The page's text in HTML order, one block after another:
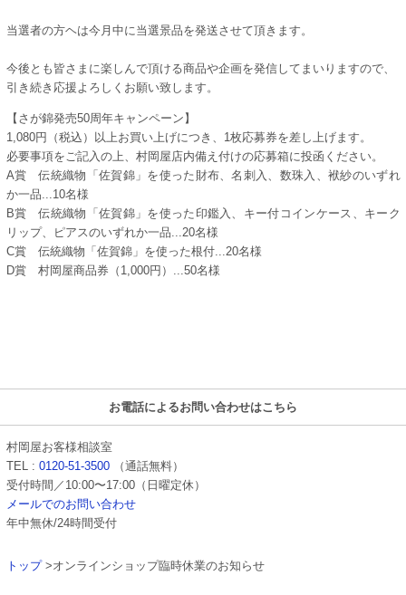
当選者の方ヘは今月中に当選景品を発送させて頂きます。
今後とも皆さまに楽しんで頂ける商品や企画を発信してまいりますので、
引き続き応援よろしくお願い致します。
【さが錦発売50周年キャンペーン】
1,080円（税込）以上お買い上げにつき、1枚応募券を差し上げます。
必要事項をご記入の上、村岡屋店内備え付けの応募箱に投函ください。
A賞 伝統織物「佐賀錦」を使った財布、名刺入、数珠入、袱紗のいずれ
か一品...10名様
B賞 伝統織物「佐賀錦」を使った印鑑入、キー付コインケース、キーク
リップ、ピアスのいずれか一品...20名様
C賞 伝統織物「佐賀錦」を使った根付...20名様
D賞 村岡屋商品券（1,000円）...50名様
お電話によるお問い合わせはこちら
村岡屋お客様相談室
TEL : 0120-51-3500（通話無料）
受付時間／10:00〜17:00（日曜定休）
メールでのお問い合わせ
年中無休/24時間受付
トップ>オンラインショップ臨時休業のお知らせ